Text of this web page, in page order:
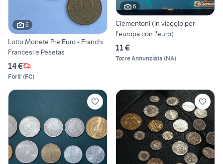
6
Lotto Monete Pre Euro - Franchi
Francesi e Pesetas
14 €
Forli' (FC)
6
Clementoni (in viaggio per
l'europa con l'euro)
11 €
Torre Annunziata (NA)